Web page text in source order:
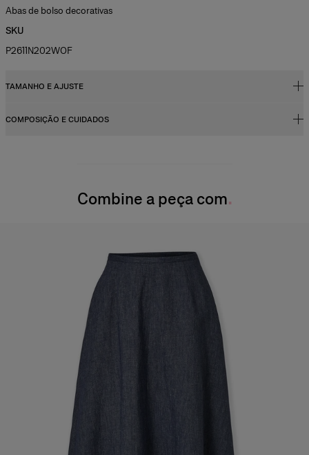
Abas de bolso decorativas
SKU
P2611N202WOF
TAMANHO E AJUSTE
Corte regular
COMPOSIÇÃO E CUIDADOS
Lave somente a secoCombine a peça com